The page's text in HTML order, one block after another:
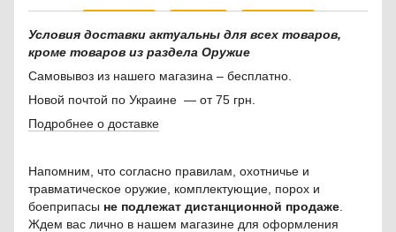
Условия доставки актуальны для всех товаров,
кроме товаров из раздела Оружие
Самовывоз из нашего магазина – бесплатно.
Новой почтой по Украине — от 75 грн.
Подробнее о доставке
Напомним, что согласно правилам, охотничье и
травматическое оружие, комплектующие, порох и
боеприпасы не подлежат дистанционной продаже
Ждем вас лично в нашем магазине для оформления